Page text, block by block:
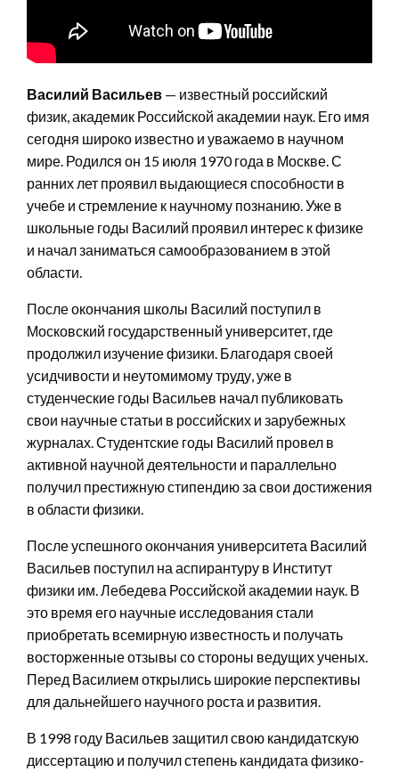
Василий Васильев — известный российский
физик, академик Российской академии наук. Его имя
сегодня широко известно и уважаемо в научном
мире. Родился он 15 июля 1970 года в Москве. С
ранних лет проявил выдающиеся способности в
учебе и стремление к научному познанию. Уже в
школьные годы Василий проявил интерес к физике
и начал заниматься самообразованием в этой
области.
После окончания школы Василий поступил в
Московский государственный университет, где
продолжил изучение физики. Благодаря своей
усидчивости и неутомимому труду, уже в
студенческие годы Васильев начал публиковать
свои научные статьи в российских и зарубежных
журналах. Студентские годы Василий провел в
активной научной деятельности и параллельно
получил престижную стипендию за свои достижения
в области физики.
После успешного окончания университета Василий
Васильев поступил на аспирантуру в Институт
физики им. Лебедева Российской академии наук. В
это время его научные исследования стали
приобретать всемирную известность и получать
восторженные отзывы со стороны ведущих ученых.
Перед Василием открылись широкие перспективы
для дальнейшего научного роста и развития.
В 1998 году Васильев защитил свою кандидатскую
диссертацию и получил степень кандидата физико-